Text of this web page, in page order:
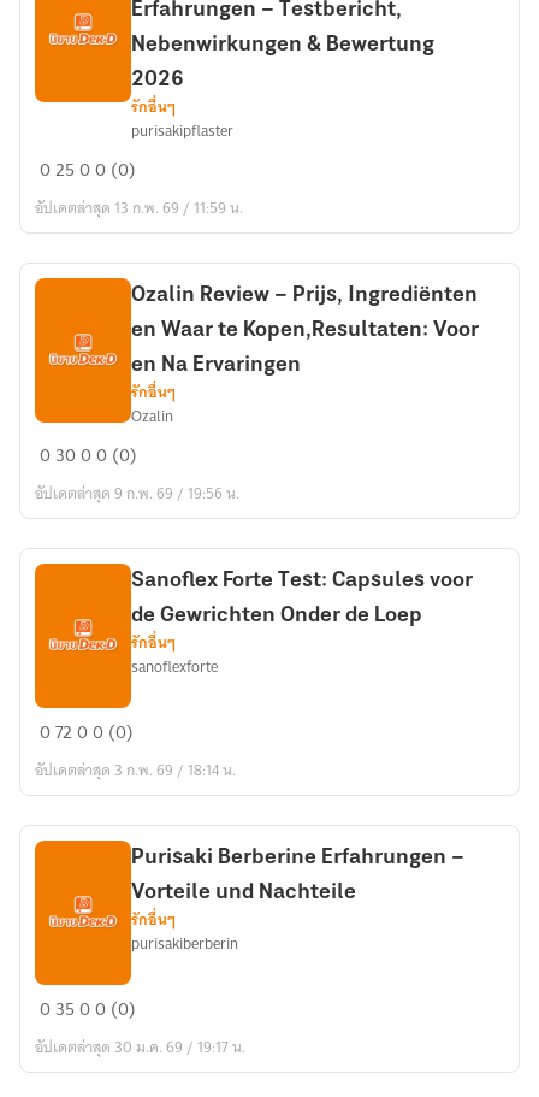
Debes
Pflaster
Erfahrungen
–
Testbericht,
Nebenwirkungen
Bewertung
Erfahrungen – Testbericht,
Nebenwirkungen & Bewertung
2026
รักอื่นๆ
purisakipflaster
02500 (0)
อัปเดตล่าสุด 13 ก.พ. 69 / 11:59 น.
Review
–
Prijs,
Ingrediënten
te
Kopen,Resultaten:
Voor
en
Ervaringen
Ozalin Review – Prijs, Ingrediënten
en Waar te Kopen,Resultaten: Voor
en Na Ervaringen
รักอื่นๆ
Ozalin
03000 (0)
อัปเดตล่าสุด 9 ก.พ. 69 / 19:56 น.
Sanoflex
Test:
voor
Gewrichten
Onder
Loep
Sanoflex Forte Test: Capsules voor
de Gewrichten Onder de Loep
รักอื่นๆ
sanoflexforte
07200 (0)
อัปเดตล่าสุด 3 ก.พ. 69 / 18:14 น.
Purisaki
Erfahrungen
Purisaki Berberine Erfahrungen –
Vorteile und Nachteile
รักอื่นๆ
purisakiberberin
03500 (0)
อัปเดตล่าสุด 30 ม.ค. 69 / 19:17 น.